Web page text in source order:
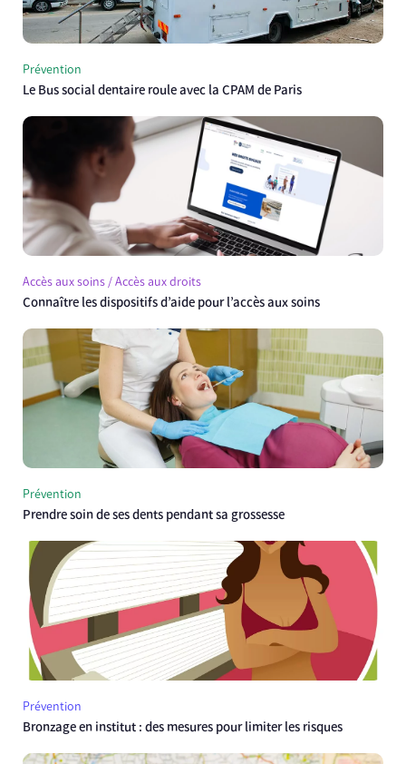
Prévention
Le Bus social dentaire roule avec la CPAM de Paris
Accès aux soins / Accès aux droits
Connaître les dispositifs d’aide pour l’accès aux soins
Prévention
Prendre soin de ses dents pendant sa grossesse
Prévention
Bronzage en institut : des mesures pour limiter les risques